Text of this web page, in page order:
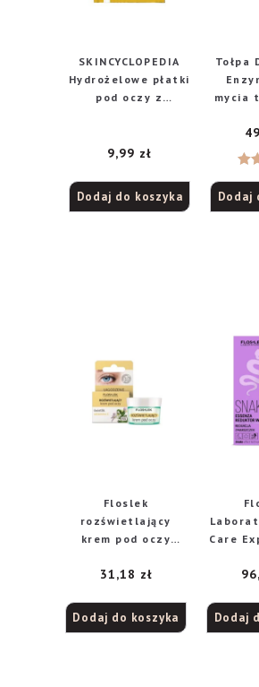
SKINCYCLOPEDIA
Hydrożelowe płatki
pod oczy z
kwasem
sztuki
9,99 zł
Dodaj do koszyka
Tołpa
mycia
Dodaj
Floslek
rozświetlający
krem pod oczy
C, 15 ml
31,18 zł
Dodaj do koszyka
Care
Dodaj